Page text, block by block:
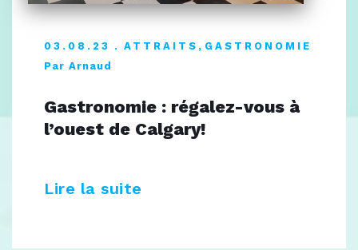
03.08.23 ATTRAITS , GASTRONOMIE
Par Arnaud
Gastronomie : régalez-vous à
l’ouest de Calgary!
Lire la suite